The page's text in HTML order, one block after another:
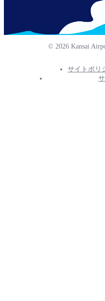
© 2026 Kansai
サイトポリ